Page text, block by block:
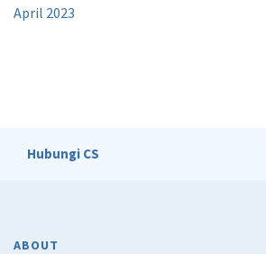
April 2023
Hubungi CS
ABOUT